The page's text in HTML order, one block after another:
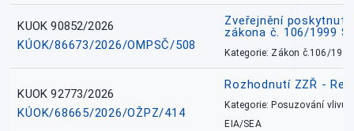
KUOK 90852/2026
KÚOK/86673/2026/OMPSČ/508
Zveřejnění
zákona č. 106/1999
Kategorie: Zákon č.106/1999
KUOK 92773/2026
KÚOK/68665/2026/OŽPZ/414
Rozhodnutí ZZŘ -
Kategorie: Posuzování vlivů
EIA/SEA